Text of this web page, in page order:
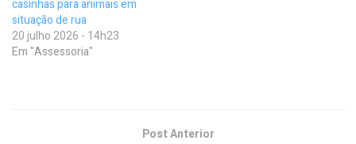
casinhas para animais em
situação de rua
20 julho 2026 - 14h23
Em "Assessoria"
Post Anterior